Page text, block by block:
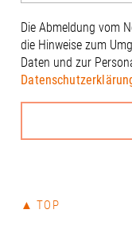
Die Abmeldung vom
die Hinweise zum
Daten und zur
▲ TOP